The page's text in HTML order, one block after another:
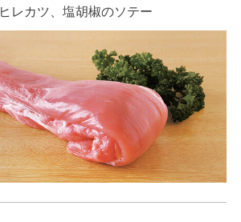
ヒレカツ、塩胡椒のソテー